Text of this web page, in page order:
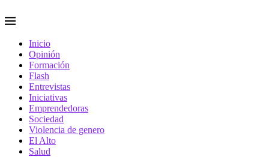
Inicio
Opinión
Formación
Flash
Entrevistas
Iniciativas
Emprendedoras
Sociedad
Violencia de genero
El Alto
Salud